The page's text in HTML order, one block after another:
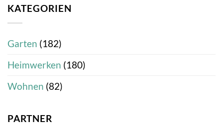
KATEGORIEN
Garten (182)
Heimwerken (180)
Wohnen (82)
PARTNER